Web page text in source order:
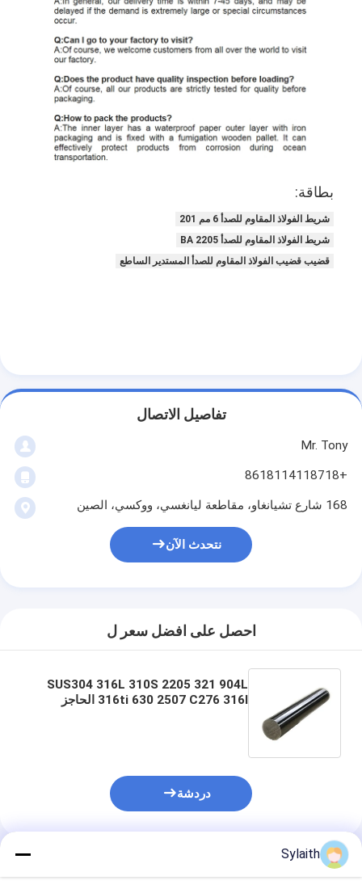
بطاقة:
شريط الفولاذ المقاوم للصدأ 6 مم 201
شريط الفولاذ المقاوم للصدأ BA 2205
قضيب قضيب الفولاذ المقاوم للصدأ المستدير الساطع
تفاصيل الاتصال
Mr. Tony
+8618114118718
168 شارع تشيانغاو، مقاطعة ليانغسي، ووكسي، الصين
نتحدث الآن
احصل على افضل سعر ل
SUS304 316L 310S 2205 321 904L
316ti 630 2507 C276 316l الحاجز
دردشة
المنتجات الموصى بها
Sylaith